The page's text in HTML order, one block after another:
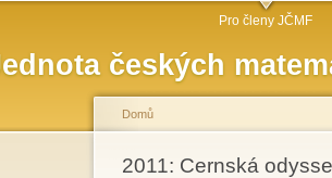
českých
Pro členy JČMF
Jste zde
Domů
2011: Cernská